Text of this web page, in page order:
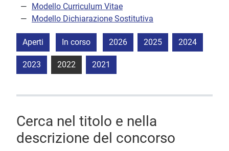
Modello Curriculum Vitae
Modello Dichiarazione Sostitutiva
Aperti In corso 2026 2025 2024
2023 2022 2021
Cerca nel titolo e nella
descrizione del concorso